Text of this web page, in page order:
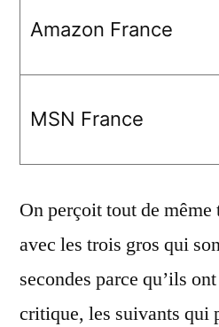
Amazon France
MSN France
On perçoit tout de même
avec les trois gros qui
secondes parce qu’ils
critique, les suivants qui